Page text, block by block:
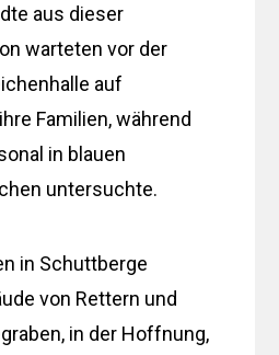
aus dieser
warteten vor der
auf
Familien, während
in blauen
untersuchte.
in Schuttberge
von Rettern und
in der Hoffnung,